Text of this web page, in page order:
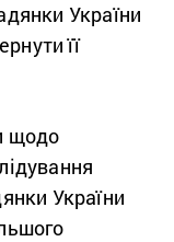
України
її
щодо
України